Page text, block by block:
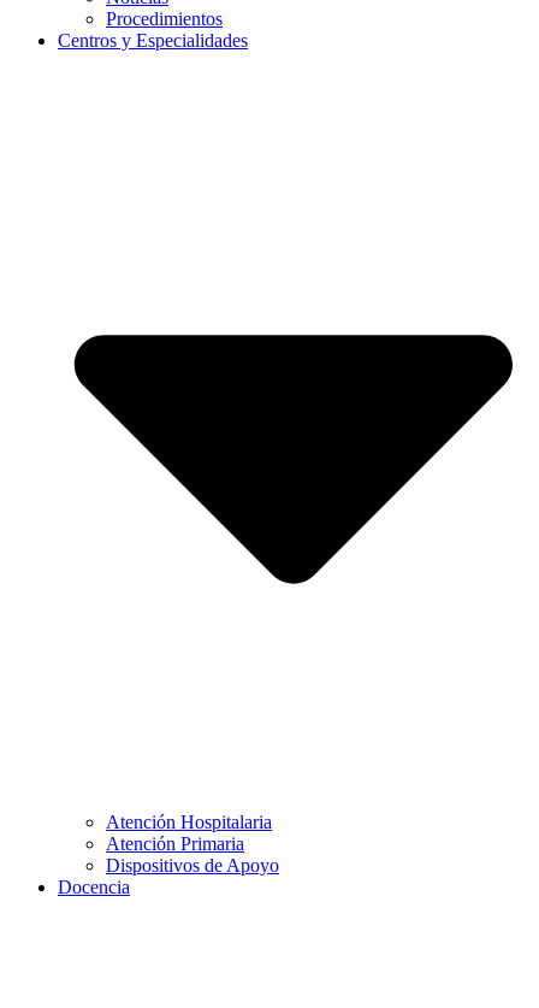
Procedimientos
Centros y Especialidades
Atención Hospitalaria
Atención Primaria
Dispositivos de Apoyo
Docencia